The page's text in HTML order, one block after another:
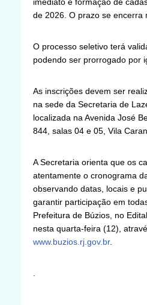
de 2026. O prazo se encerra
O processo seletivo terá
podendo ser prorrogado por
As inscrições devem ser
na sede da Secretaria de
localizada na Avenida José
844, salas 04 e 05, Vila
A Secretaria orienta que os
atentamente o cronograma
observando datas, locais e
garantir participação em
Prefeitura de Búzios, no
nesta quarta-feira (12),
www.buzios.rj.gov.br.